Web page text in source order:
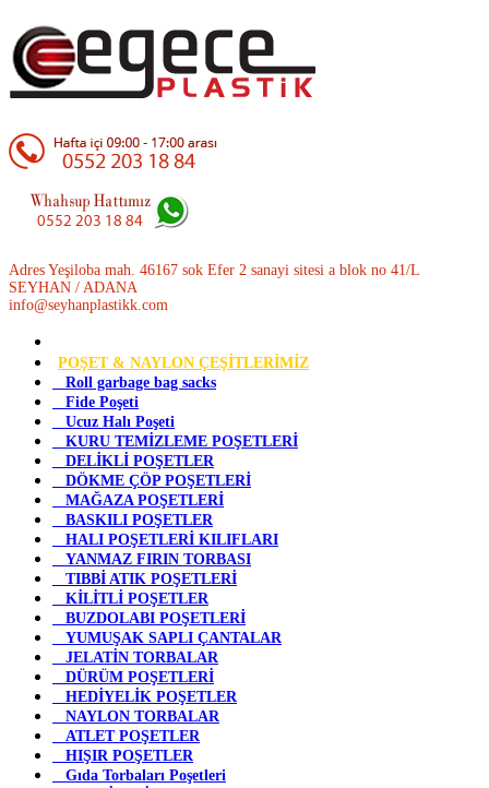
Adres Yeşiloba mah. 46167 sok Efer 2 sanayi sitesi a blok no 41/L
SEYHAN / ADANA
info@seyhanplastikk.com
POŞET & NAYLON ÇEŞİTLERİMİZ
Roll garbage bag sacks
Fide Poşeti
Ucuz Halı Poşeti
KURU TEMİZLEME POŞETLERİ
DELİKLİ POŞETLER
DÖKME ÇÖP POŞETLERİ
MAĞAZA POŞETLERİ
BASKILI POŞETLER
HALI POŞETLERİ KILIFLARI
YANMAZ FIRIN TORBASI
TIBBİ ATIK POŞETLERİ
KİLİTLİ POŞETLER
BUZDOLABI POŞETLERİ
YUMUŞAK SAPLI ÇANTALAR
JELATİN TORBALAR
DÜRÜM POŞETLERİ
HEDİYELİK POŞETLER
NAYLON TORBALAR
ATLET POŞETLER
HIŞIR POŞETLER
Gıda Torbaları Poşetleri